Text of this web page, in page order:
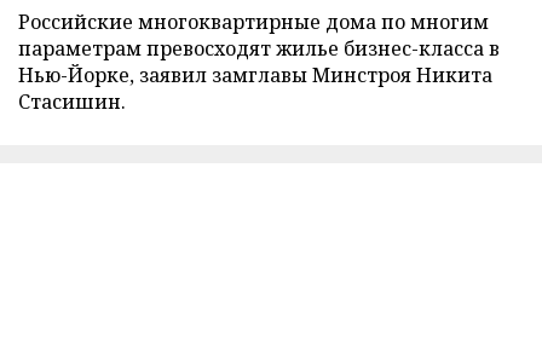
Российские многоквартирные дома по многим
параметрам превосходят жилье бизнес-класса в
Нью-Йорке, заявил замглавы Минстроя Никита
Стасишин.